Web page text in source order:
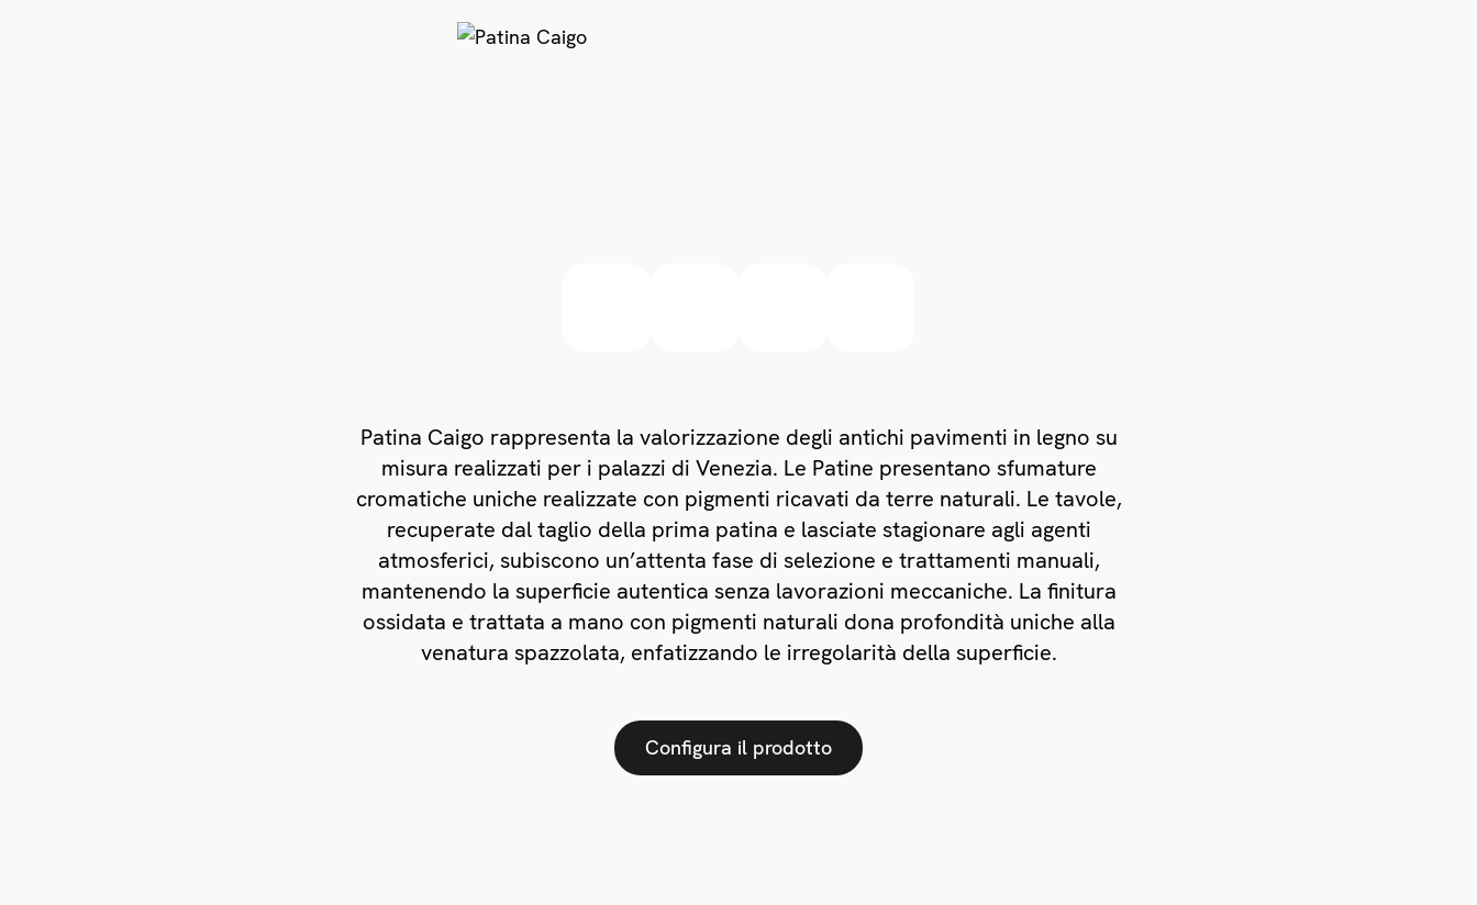
Patina Caigo rappresenta la valorizzazione degli antichi pavimenti in legno su
misura realizzati per i palazzi di Venezia. Le Patine presentano sfumature
cromatiche uniche realizzate con pigmenti ricavati da terre naturali. Le tavole,
recuperate dal taglio della prima patina e lasciate stagionare agli agenti
atmosferici, subiscono un’attenta fase di selezione e trattamenti manuali,
mantenendo la superficie autentica senza lavorazioni meccaniche. La finitura
ossidata e trattata a mano con pigmenti naturali dona profondità uniche alla
venatura spazzolata, enfatizzando le irregolarità della superficie.
Configura il prodotto